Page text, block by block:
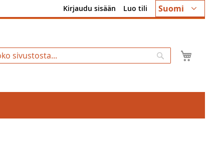
Kieli
Suomi
Kirjaudu sisään Luo tili
Hae